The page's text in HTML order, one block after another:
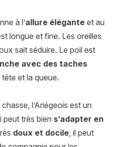
à l’allure élégante et au
longue et fine. Les oreilles
sait séduire. Le poil est
avec des taches
et la queue.
l’Ariégeois est un
peut très bien s’adapter en
doux et docile, il peut